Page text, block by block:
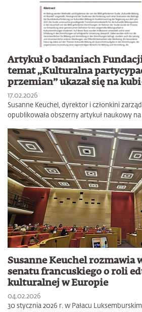
Artykuł o badaniach
temat „Kulturalna
przemian” ukazał się na
17.02.2026
Susanne Keuchel, dyrektor i członkini
opublikowała obszerny artykuł naukowy
Susanne Keuchel rozmawia
senatu francuskiego o roli
kulturalnej w Europie
04.02.2026
30 stycznia 2026 r. w Pałacu